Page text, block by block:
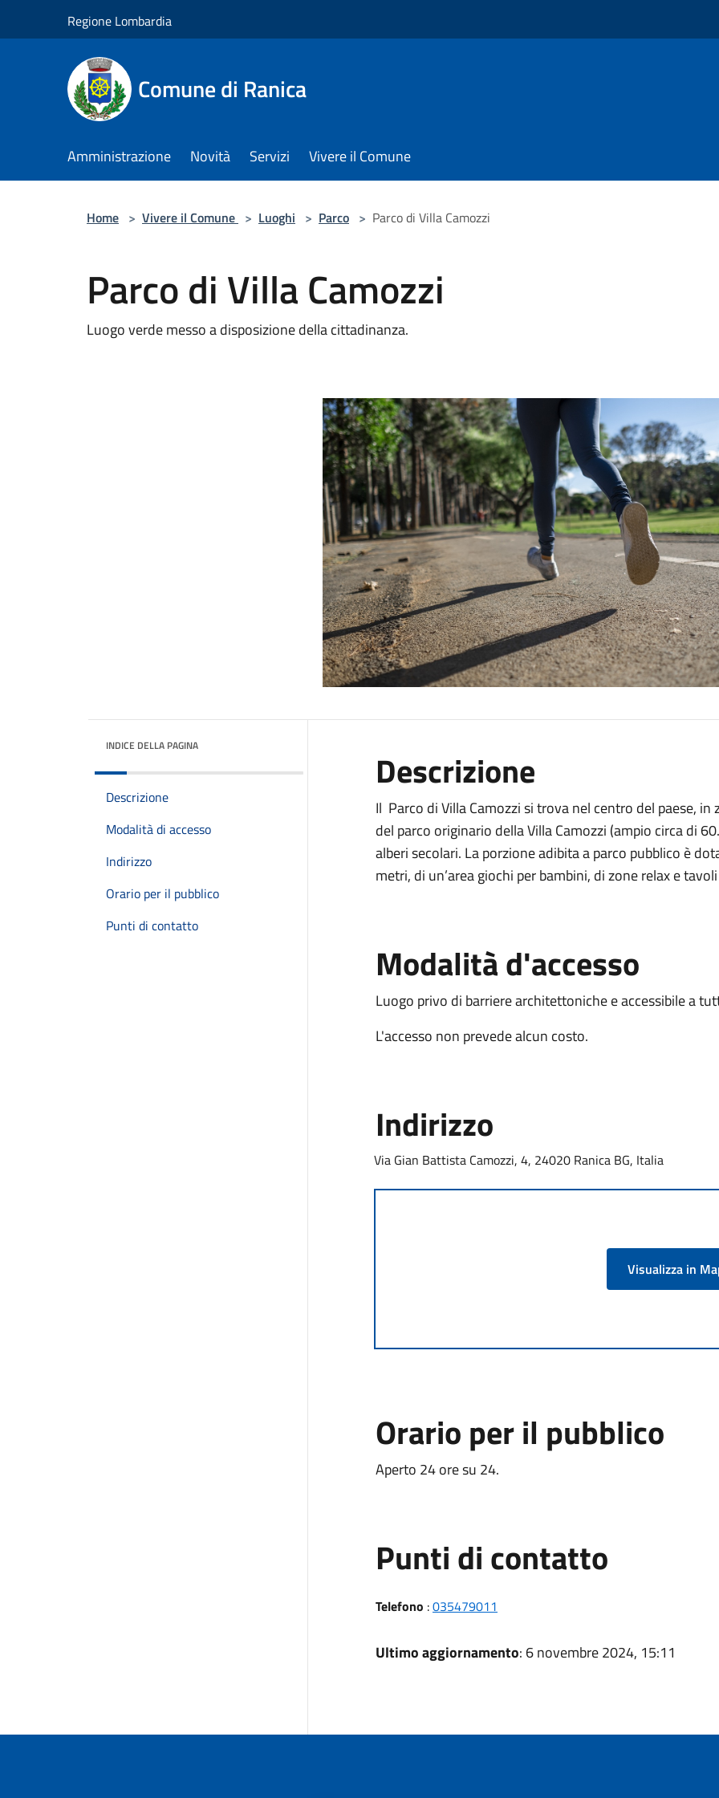
Regione Lombardia
Comune di Ranica
Amministrazione Novità Servizi Vivere il Comune
Home > Vivere il Comune > Luoghi > Parco > Parco di Villa Camozzi
Parco di Villa Camozzi
Luogo verde messo a disposizione della cittadinanza.
INDICE DELLA PAGINA
Descrizione
Modalità di accesso
Indirizzo
Orario per il pubblico
Punti di contatto
Descrizione
Il Parco di Villa Camozzi si trova nel centro del paese,
del parco originario della Villa Camozzi (ampio circa di
alberi secolari. La porzione adibita a parco pubblico è
metri, di un’area giochi per bambini, di zone relax e
Modalità d'accesso
Luogo privo di barriere architettoniche e accessibile a
L'accesso non prevede alcun costo.
Indirizzo
Via Gian Battista Camozzi, 4, 24020 Ranica BG, Italia
Visualizza in
Orario per il pubblico
Aperto 24 ore su 24.
Punti di contatto
Telefono :035479011
Ultimo aggiornamento: 6 novembre 2024, 15:11